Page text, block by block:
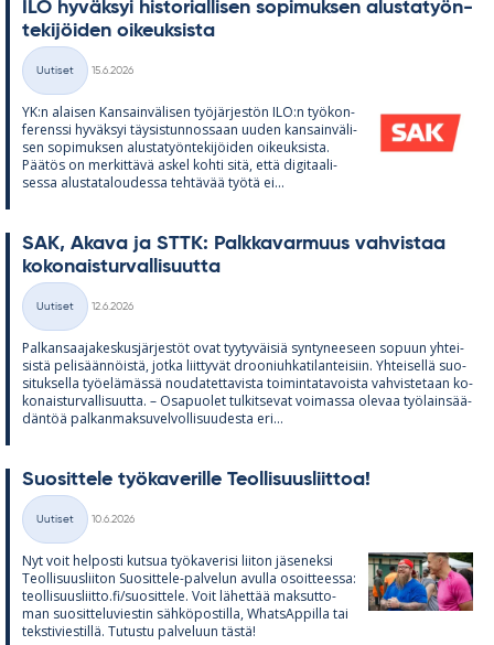
ILO hy­väk­syi his­to­rial­li­sen so­pi­muk­sen alus­ta­työn­
te­ki­jöi­den oi­keuk­sista
Kategoriat
Uutiset
15.6.2026
YK:n alai­sen Kan­sain­vä­li­sen työ­jär­jes­tön ILO:n työ­kon­
fe­renssi hy­väk­syi täy­sis­tun­nos­saan uu­den kan­sain­vä­li­
sen so­pi­muk­sen alus­ta­työn­te­ki­jöi­den oi­keuk­sista.
Pää­tös on mer­kit­tävä as­kel kohti sitä, että di­gi­taa­li­
sessa alus­ta­ta­lou­dessa teh­tä­vää työtä ei...
SAK, Akava ja STTK: Palk­ka­var­muus vah­vis­taa
ko­ko­nais­tur­val­li­suutta
Kategoriat
Uutiset
12.6.2026
Pal­kan­saa­ja­kes­kus­jär­jes­töt ovat tyy­ty­väi­siä syn­ty­nee­seen so­puun yh­tei­
sistä pe­li­sään­nöistä, jotka liit­ty­vät droo­niuh­ka­ti­lan­tei­siin. Yh­tei­sellä suo­
si­tuk­sella työ­elä­mässä nou­da­tet­ta­vista toi­min­ta­ta­voista vah­vis­te­taan ko­
ko­nais­tur­val­li­suutta. – Os­a­puo­let tul­kit­se­vat voi­massa ole­vaa työ­lain­sää­
dän­töä pal­kan­mak­su­vel­vol­li­suu­desta eri...
Suo­sit­tele työ­ka­ve­rille Teol­li­suus­liit­toa!
Kategoriat
Uutiset
10.6.2026
Nyt voit hel­posti kut­sua työ­ka­ve­risi lii­ton jä­se­neksi
Teol­li­suus­lii­ton Suo­sit­tele-pal­ve­lun avulla osoit­teessa:
teol­li­suus­liitto.fi/suo­sit­tele. Voit lä­het­tää mak­sut­to­
man suo­sit­te­lu­vies­tin säh­kö­pos­tilla, What­sAp­pilla tai
teks­ti­vies­tillä. Tu­tustu pal­ve­luun tästä!